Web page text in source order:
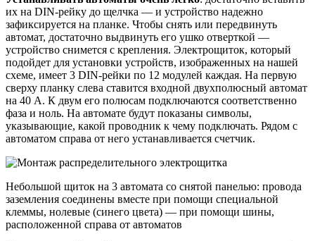
их на DIN-рейку до щелчка — и устройство надежно
зафиксируется на планке. Чтобы снять или передвинуть
автомат, достаточно выдвинуть его ушко отверткой —
устройство снимется с крепления. Электрощиток, который
подойдет для установки устройств, изображенных на нашей
схеме, имеет 3 DIN-рейки по 12 модулей каждая. На первую
сверху планку слева ставится входной двухполюсный автомат
на 40 А. К двум его полюсам подключаются соответственно
фаза и ноль. На автомате будут показаны символы,
указывающие, какой проводник к чему подключать. Рядом с
автоматом справа от него устанавливается счетчик.
Небольшой щиток на 3 автомата со снятой панелью: провода
заземления соединены вместе при помощи специальной
клеммы, нолевые (синего цвета) — при помощи шины,
расположенной справа от автоматов